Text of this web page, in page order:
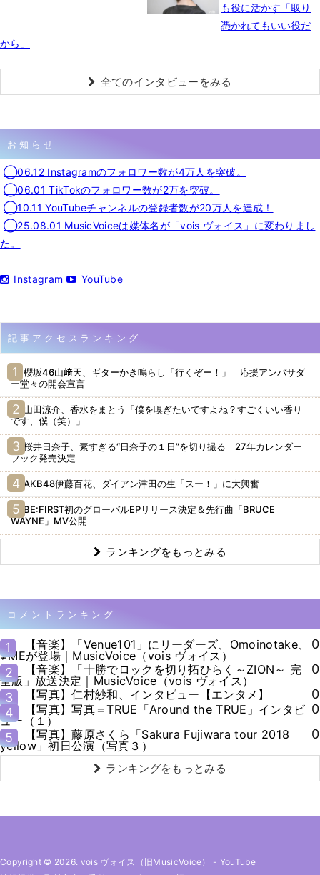
も役に活かす「取り
憑かれてもいい役だ
から」
全てのインタビューをみる
お知らせ
◯06.12 Instagramのフォロワー数が4万人を突破。
◯06.01 TikTokのフォロワー数が2万を突破。
◯10.11 YouTubeチャンネルの登録者数が20万人を達成！
◯25.08.01 MusicVoiceは媒体名が「vois ヴォイス」に変わりまし
た。
Instagram YouTube
記事アクセスランキング
櫻坂46山﨑天、ギターかき鳴らし「行くぞー！」 応援アンバサダ
ー堂々の開会宣言
山田涼介、香水をまとう「僕を嗅ぎたいですよね？すごくいい香り
です、僕（笑）」
桜井日奈子、素すぎる“日奈子の１日”を切り撮る 27年カレンダー
ブック発売決定
AKB48伊藤百花、ダイアン津田の生「スー！」に大興奮
BE:FIRST初のグローバルEPリリース決定＆先行曲「BRUCE
WAYNE」MV公開
ランキングをもっとみる
コメントランキング
1
【音楽】「Venue101」にリーダーズ、Omoinotake、
≠MEが登場｜MusicVoice（vois ヴォイス）
0
2
【音楽】「十勝でロックを切り拓ひらく～ZION～ 完
全版」放送決定｜MusicVoice（vois ヴォイス）
0
3
【写真】仁村紗和、インタビュー【エンタメ】
0
4
【写真】写真＝TRUE「Around the TRUE」インタビ
ュー（１）
0
5
【写真】藤原さくら「Sakura Fujiwara tour 2018
yellow」初日公演（写真３）
0
ランキングをもっとみる
Copyright © 2026. vois ヴォイス（旧MusicVoice） - YouTube